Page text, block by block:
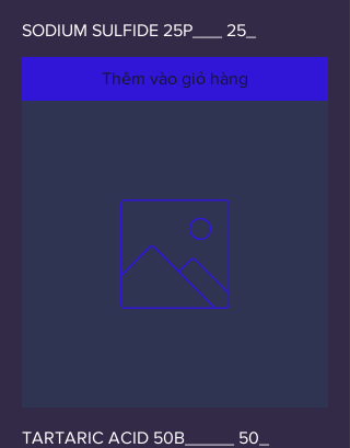
SODIUM SULFIDE 25P___ 25_
Thêm vào giỏ hàng
TARTARIC ACID 50B_____ 50_